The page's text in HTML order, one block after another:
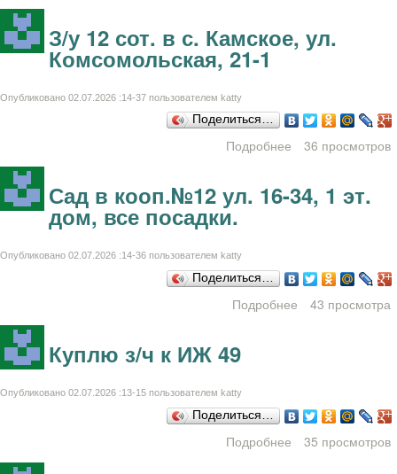
З/у 12 сот. в с. Камское, ул.
Комсомольская, 21-1
Опубликовано 02.07.2026 :14-37 пользователем katty
Поделиться…
Подробнее
о З/у 12 сот. в с.
36 просмотров
Сад в кооп.№12 ул. 16-34, 1 эт.
дом, все посадки.
Опубликовано 02.07.2026 :14-36 пользователем katty
Поделиться…
Подробнее
о Сад в кооп.
43 просмотра
Куплю з/ч к ИЖ 49
Опубликовано 02.07.2026 :13-15 пользователем katty
Поделиться…
Подробнее
о Куплю з/ч к ИЖ
35 просмотров